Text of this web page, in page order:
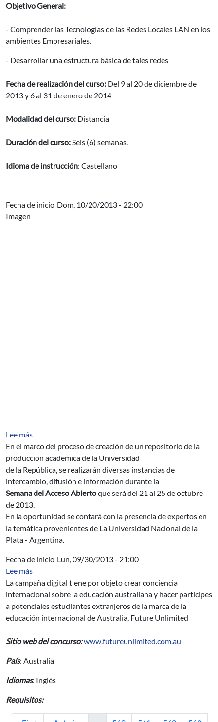
Objetivo General:
- Comprender las Tecnologías de las Redes Locales LAN en los
ambientes Empresariales.
- Desarrollar una estructura básica de tales redes
Fecha de realización del curso: Del 9 al 20 de diciembre de
2013 y 6 al 31 de enero de 2014
Modalidad del curso: Distancia
Duración del curso: Seis (6) semanas.
Idioma de instrucción: Castellano
Fecha de inicio Dom, 10/20/2013 - 22:00
Imagen
Lee más
En el marco del proceso de creación de un repositorio de la
producción académica de la Universidad
de la República, se realizarán diversas instancias de
intercambio, difusión e información durante la
Semana del Acceso Abiertoque será del 21 al 25 de octubre
de 2013.
En la oportunidad se contará con la presencia de expertos en
la temática provenientes de La Universidad Nacional de la
Plata - Argentina.
Fecha de inicio Lun, 09/30/2013 - 21:00
Lee más
La campaña digital tiene por objeto crear conciencia
internacional sobre la educación australiana y hacer partícipes
a potenciales estudiantes extranjeros de la marca de la
educación internacional de Australia, Future Unlimited
Sitio web del concurso:www.futureunlimited.com.au
País: Australia
Idiomas: Inglés
Requisitos: